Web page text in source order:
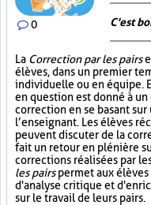
0 C'est
La Correction par les pairs
élèves, dans un premier
individuelle ou en équipe.
en question est donné à
correction en se basant
l’enseignant. Les élèves
peuvent discuter de la
fait un retour en plénière
corrections réalisées par
les pairspermet aux
d'analyse critique et
sur le travail de leurs pairs.